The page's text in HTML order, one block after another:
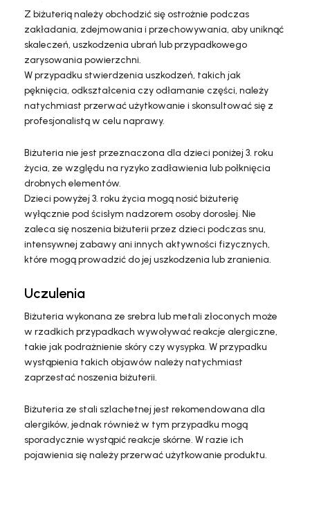
Z biżuterią należy obchodzić się ostrożnie podczas
zakładania, zdejmowania i przechowywania, aby uniknąć
skaleczeń, uszkodzenia ubrań lub przypadkowego
zarysowania powierzchni.
W przypadku stwierdzenia uszkodzeń, takich jak
pęknięcia, odkształcenia czy odłamanie części, należy
natychmiast przerwać użytkowanie i skonsultować się z
profesjonalistą w celu naprawy.
Biżuteria nie jest przeznaczona dla dzieci poniżej 3. roku
życia, ze względu na ryzyko zadławienia lub połknięcia
drobnych elementów.
Dzieci powyżej 3. roku życia mogą nosić biżuterię
wyłącznie pod ścisłym nadzorem osoby dorosłej. Nie
zaleca się noszenia biżuterii przez dzieci podczas snu,
intensywnej zabawy ani innych aktywności fizycznych,
które mogą prowadzić do jej uszkodzenia lub zranienia.
Uczulenia
Biżuteria wykonana ze srebra lub metali złoconych może
w rzadkich przypadkach wywoływać reakcje alergiczne,
takie jak podrażnienie skóry czy wysypka. W przypadku
wystąpienia takich objawów należy natychmiast
zaprzestać noszenia biżuterii.
Biżuteria ze stali szlachetnej jest rekomendowana dla
alergików, jednak również w tym przypadku mogą
sporadycznie wystąpić reakcje skórne. W razie ich
pojawienia się należy przerwać użytkowanie produktu.